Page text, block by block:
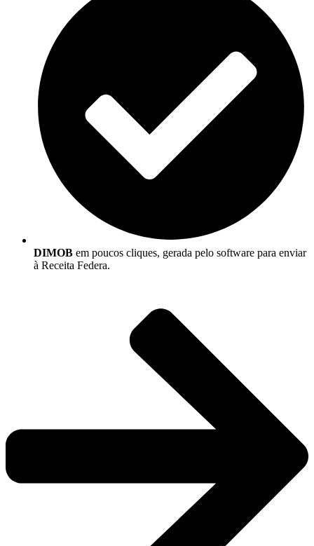
DIMOB em poucos cliques, gerada pelo software para enviar
à Receita Federa.